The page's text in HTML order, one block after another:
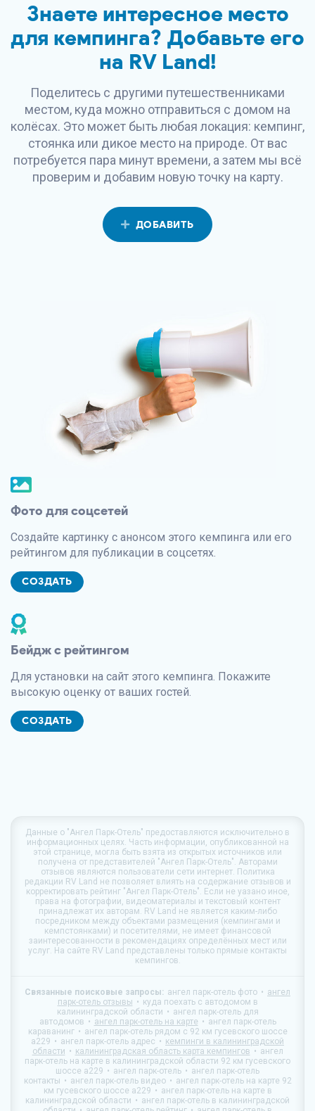
Знаете интересное место
для кемпинга? Добавьте его
на RV Land!
Поделитесь с другими путешественниками
местом, куда можно отправиться с домом на
колёсах. Это может быть любая локация: кемпинг,
стоянка или дикое место на природе. От вас
потребуется пара минут времени, а затем мы всё
проверим и добавим новую точку на карту.
ДОБАВИТЬ
Фото для соцсетей
Создайте картинку с анонсом этого кемпинга или его
рейтингом для публикации в соцсетях.
СОЗДАТЬ
Бейдж с рейтингом
Для установки на сайт этого кемпинга. Покажите
высокую оценку от ваших гостей.
СОЗДАТЬ
Данные о "Ангел Парк-Отель" предоставляются исключительно в
информационных целях. Часть информации, опубликованной на
этой странице, могла быть взята из открытых источников или
получена от представителей "Ангел Парк-Отель". Авторами
отзывов являются пользователи сети интернет. Политика
редакции RV Land не позволяет влиять на содержание отзывов и
корректировать рейтинг "Ангел Парк-Отель". Если не уазано иное,
права на фотографии, видеоматериалы и текстовый контент
принадлежат их авторам. RV Land не является каким-либо
посредником между объектами размещения (кемпингами и
кемпстоянками) и посетителями, не имеет финансовой
заинтересованности в рекомендациях определённых мест или
услуг. На сайте RV Land представлены только прямые контакты
кемпингов.
Связанные поисковые запросы: ангел парк-отель фото
ангел
парк-отель отзывы
куда поехать с автодомом в
калининградской области
ангел парк-отель для
автодомов
ангел парк-отель на карте
ангел парк-отель
караванинг
ангел парк-отель рядом с 92 км гусевского шоссе
а229
ангел парк-отель адрес
кемпинги в калининградской
области
калининградская область карта кемпингов
ангел
парк-отель на карте в калининградской области 92 км гусевского
шоссе а229
ангел парк-отель
ангел парк-отель
контакты
ангел парк-отель видео
ангел парк-отель на карте 92
км гусевского шоссе а229
ангел парк-отель на карте в
калининградской области
ангел парк-отель в калининградской